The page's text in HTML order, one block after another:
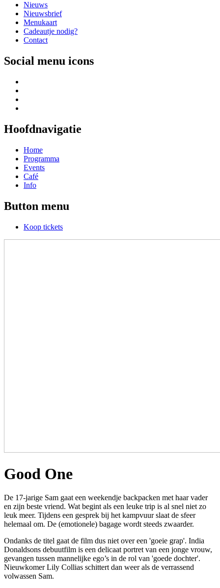
Nieuws
Nieuwsbrief
Menukaart
Cadeautje nodig?
Contact
Social menu icons
Hoofdnavigatie
Home
Programma
Events
Café
Info
Button menu
Koop tickets
Good One
De 17-jarige Sam gaat een weekendje backpacken met haar vader
en zijn beste vriend. Wat begint als een leuke trip is al snel niet zo
leuk meer. Tijdens een gesprek bij het kampvuur slaat de sfeer
helemaal om. De (emotionele) bagage wordt steeds zwaarder.
Ondanks de titel gaat de film dus niet over een 'goeie grap'. India
Donaldsons debuutfilm is een delicaat portret van een jonge vrouw,
gevangen tussen mannelijke ego’s in de rol van 'goede dochter'.
Nieuwkomer Lily Collias schittert dan weer als de verrassend
volwassen Sam.